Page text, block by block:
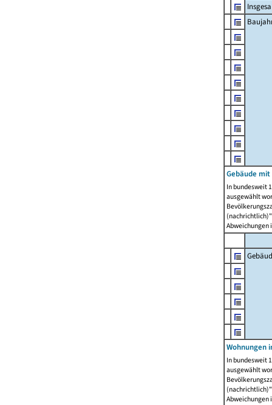
Gebäude mit
In bundesweit
ausgewählt
Abweichungen
Wohnungen
In bundesweit
ausgewählt
Abweichungen